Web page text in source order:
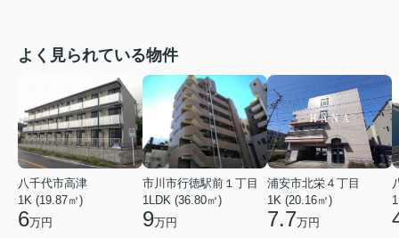
よく見られている物件
八千代市高津
1K (19.87㎡)
6万円
市川市行徳駅前１丁目
1LDK (36.80㎡)
9万円
浦安市北栄４丁目
1K (20.16㎡)
7.7万円